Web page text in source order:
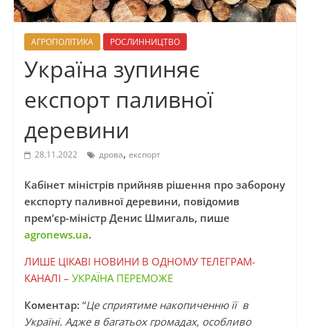
АГРОПОЛІТИКА РОСЛИННИЦТВО
Україна зупиняє
експорт паливної
деревини
28.11.2022 дрова, експорт
Кабінет міністрів прийняв рішення про заборону
експорту паливної деревини, повідомив
прем’єр-міністр Денис Шмигаль, пише
agronews.ua.
ЛИШЕ ЦІКАВІ НОВИНИ В ОДНОМУ ТЕЛЕГРАМ-
КАНАЛІ – УКРАЇНА ПЕРЕМОЖЕ
Коментар: “Це сприятиме накопиченню її в
Україні. Адже в багатьох громадах, особливо